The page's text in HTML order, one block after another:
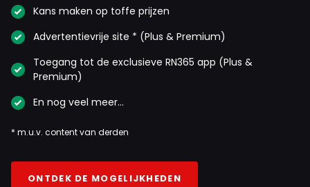
Kans maken op toffe prijzen
Advertentievrije site * (Plus & Premium)
Toegang tot de exclusieve RN365 app (Plus &
Premium)
En nog veel meer…
* m.u.v. content van derden
ONTDEK DE MOGELIJKHEDEN